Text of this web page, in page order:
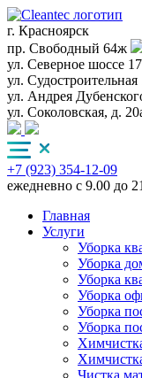
г. Красноярск
пр. Свободный 64ж
ул. Северное шоссе 17
ул. Судостроительная
ул. Андрея
ул. Соколовская, д.
+7 (923) 354-12-09
ежедневно с 9.00 до
Главная
Услуги
Уборка
Уборка
Уборка
Уборка
Уборка
Уборка
Чистка